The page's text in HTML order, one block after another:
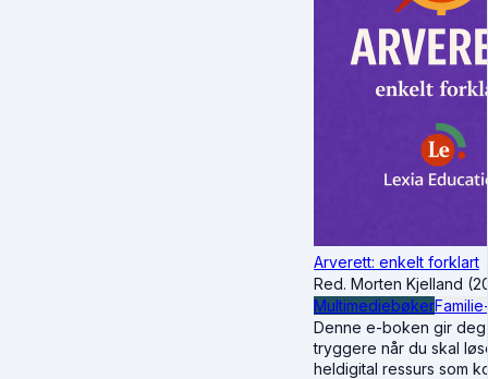
Arverett: enkelt forklart
Red. Morten Kjelland
Multimediebøker
Denne e-boken gir
tryggere når du skal
heldigital ressurs som